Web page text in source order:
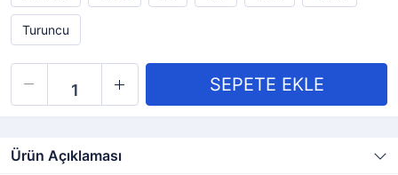
Turuncu
Ürün Açıklaması